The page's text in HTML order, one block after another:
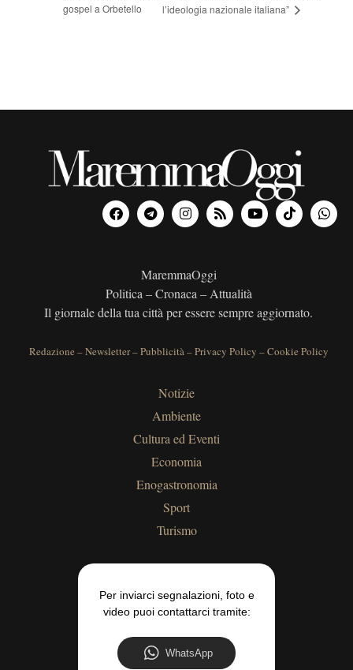
gospel a Orbetello
l’ideologia nazionale italiana”
MaremmaOggi
Politica – Cronaca – Attualità
Il giornale della tua città per essere sempre aggiornato.
Redazione –Newsletter–Pubblicità–Privacy Policy –Cookie Policy
Notizie
Ambiente
Cultura ed Eventi
Economia
Enogastronomia
Sport
Turismo
Per inviarci segnalazioni, foto e
video puoi contattarci tramite:
WhatsApp